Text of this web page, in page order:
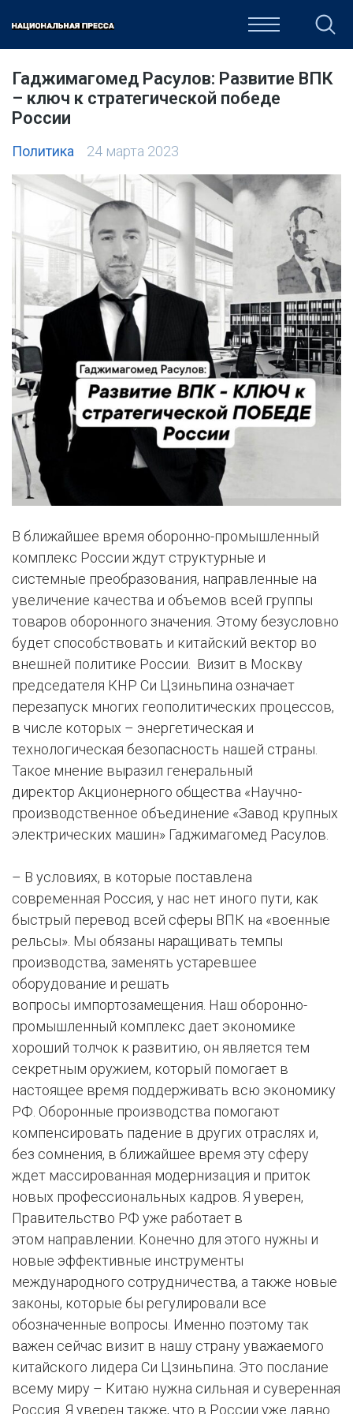
ОБЩЕСТВО ПОЛИТИКА ЭКОНОМИКА КУЛЬТУРА
Гаджимагомед Расулов: Развитие ВПК
– ключ к стратегической победе
России
Политика 24 марта 2023
В ближайшее время оборонно-промышленный
комплекс России ждут структурные и
системные преобразования, направленные на
увеличение качества и объемов всей группы
товаров оборонного значения. Этому безусловно
будет способствовать и китайский вектор во
внешней политике России. Визит в Москву
председателя КНР Си Цзиньпина означает
перезапуск многих геополитических процессов,
в числе которых – энергетическая и
технологическая безопасность нашей страны.
Такое мнение выразил генеральный
директор Акционерного общества «Научно-
производственное объединение «Завод крупных
электрических машин» Гаджимагомед Расулов.
– В условиях, в которые поставлена
современная Россия, у нас нет иного пути, как
быстрый перевод всей сферы ВПК на «военные
рельсы». Мы обязаны наращивать темпы
производства, заменять устаревшее
оборудование и решать
вопросы импортозамещения. Наш оборонно-
промышленный комплекс дает экономике
хороший толчок к развитию, он является тем
секретным оружием, который помогает в
настоящее время поддерживать всю экономику
РФ. Оборонные производства помогают
компенсировать падение в других отраслях и,
без сомнения, в ближайшее время эту сферу
ждет массированная модернизация и приток
новых профессиональных кадров. Я уверен,
Правительство РФ уже работает в
этом направлении. Конечно для этого нужны и
новые эффективные инструменты
международного сотрудничества, а также новые
законы, которые бы регулировали все
обозначенные вопросы. Именно поэтому так
важен сейчас визит в нашу страну уважаемого
китайского лидера Си Цзиньпина. Это послание
всему миру – Китаю нужна сильная и суверенная
Россия. Я уверен также, что в России уже давно